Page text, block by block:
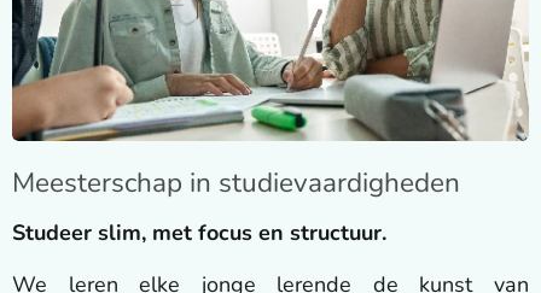
Meesterschap in studievaardigheden
Studeer slim, met focus en structuur.
We leren elke jonge lerende de kunst van